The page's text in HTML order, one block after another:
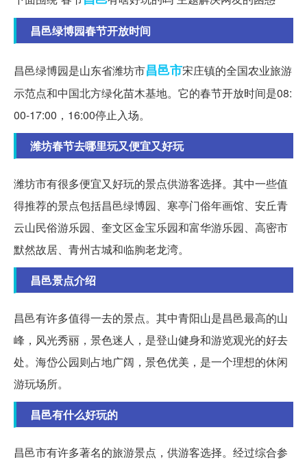
昌邑绿博园春节开放时间
昌邑绿博园是山东省潍坊市昌邑市宋庄镇的全国农业旅游
示范点和中国北方绿化苗木基地。它的春节开放时间是08:
00-17:00，16:00停止入场。
潍坊春节去哪里玩又便宜又好玩
潍坊市有很多便宜又好玩的景点供游客选择。其中一些值
得推荐的景点包括昌邑绿博园、寒亭门俗年画馆、安丘青
云山民俗游乐园、奎文区金宝乐园和富华游乐园、高密市
默然故居、青州古城和临朐老龙湾。
昌邑景点介绍
昌邑有许多值得一去的景点。其中青阳山是昌邑最高的山
峰，风光秀丽，景色迷人，是登山健身和游览观光的好去
处。海岱公园则占地广阔，景色优美，是一个理想的休闲
游玩场所。
昌邑有什么好玩的
昌邑市有许多著名的旅游景点，供游客选择。经过综合参